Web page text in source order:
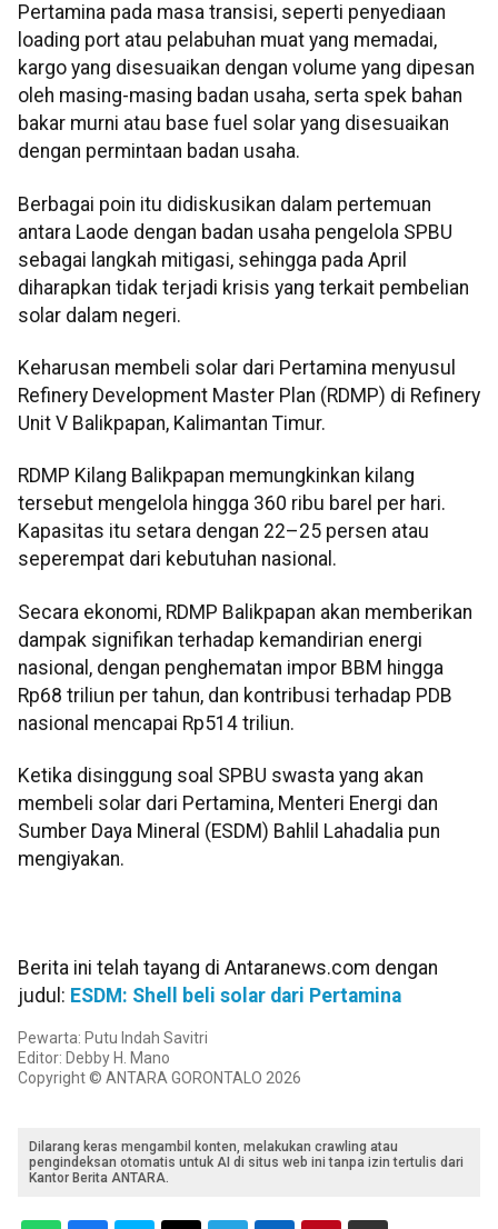
Pertamina pada masa transisi, seperti penyediaan
loading port atau pelabuhan muat yang memadai,
kargo yang disesuaikan dengan volume yang dipesan
oleh masing-masing badan usaha, serta spek bahan
bakar murni atau base fuel solar yang disesuaikan
dengan permintaan badan usaha.
Berbagai poin itu didiskusikan dalam pertemuan
antara Laode dengan badan usaha pengelola SPBU
sebagai langkah mitigasi, sehingga pada April
diharapkan tidak terjadi krisis yang terkait pembelian
solar dalam negeri.
Keharusan membeli solar dari Pertamina menyusul
Refinery Development Master Plan (RDMP) di Refinery
Unit V Balikpapan, Kalimantan Timur.
RDMP Kilang Balikpapan memungkinkan kilang
tersebut mengelola hingga 360 ribu barel per hari.
Kapasitas itu setara dengan 22–25 persen atau
seperempat dari kebutuhan nasional.
Secara ekonomi, RDMP Balikpapan akan memberikan
dampak signifikan terhadap kemandirian energi
nasional, dengan penghematan impor BBM hingga
Rp68 triliun per tahun, dan kontribusi terhadap PDB
nasional mencapai Rp514 triliun.
Ketika disinggung soal SPBU swasta yang akan
membeli solar dari Pertamina, Menteri Energi dan
Sumber Daya Mineral (ESDM) Bahlil Lahadalia pun
mengiyakan.
Berita ini telah tayang di Antaranews.com dengan
judul: ESDM: Shell beli solar dari Pertamina
Pewarta: Putu Indah Savitri
Editor: Debby H. Mano
Copyright © ANTARA GORONTALO 2026
Dilarang keras mengambil konten, melakukan crawling atau
pengindeksan otomatis untuk AI di situs web ini tanpa izin tertulis dari
Kantor Berita ANTARA.